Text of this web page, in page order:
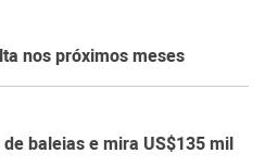
nos próximos meses
baleias e mira US$135 mil